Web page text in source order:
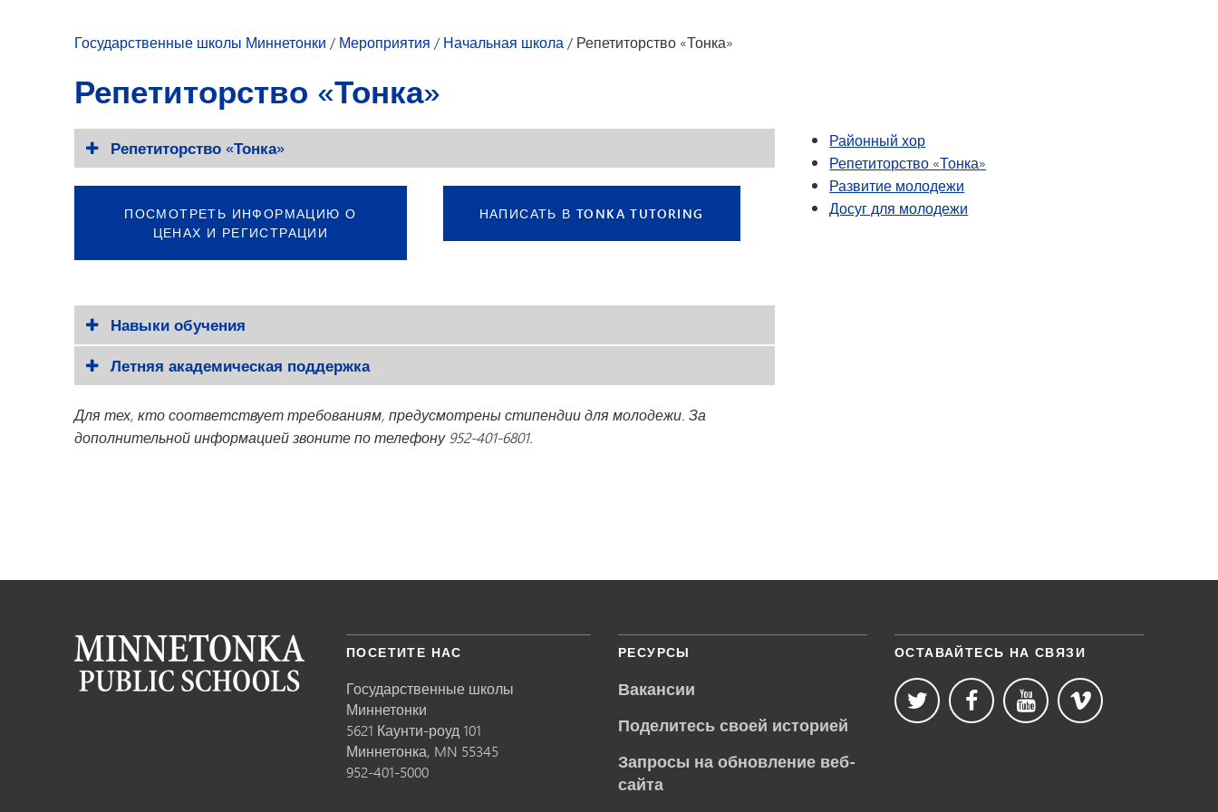
Досуг для молодежи
Тестирование и оценка
Раздел IX
Программа перехода SAIL
Руководство по здоровому
образу жизни
Государственные школы Миннетонки / Мероприятия / Начальная школа/ Репетиторство «Тонка»
Репетиторство «Тонка»
Репетиторство «Тонка»
ПОСМОТРЕТЬ ИНФОРМАЦИЮ О
ЦЕНАХ И РЕГИСТРАЦИИ
НАПИСАТЬ В TONKA TUTORING
Навыки обучения
Летняя академическая поддержка
Для тех, кто соответствует требованиям, предусмотрены стипендии для молодежи. За
дополнительной информацией звоните по телефону 952-401-6801.
Районный хор
Репетиторство «Тонка»
Развитие молодежи
Досуг для молодежи
ПОСЕТИТЕ НАС
Государственные школы
Миннетонки
5621 Каунти-роуд 101
Миннетонка, MN 55345
952-401-5000
РЕСУРСЫ
Вакансии
Поделитесь своей историей
Запросы на обновление веб-
сайта
ОСТАВАЙТЕСЬ НА СВЯЗИ